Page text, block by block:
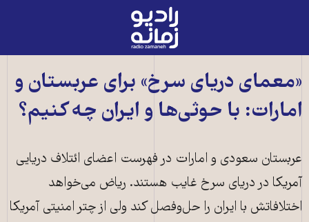
رادیو
زمانه
صفحه
اصلی
«معمای دریای سرخ» برای عربستان و
امارات: با حوثی‌ها و ایران چه کنیم؟
عربستان سعودی و امارات در فهرست اعضای ائتلاف دریایی
آمریکا در دریای سرخ غایب هستند. ریاض می‌خواهد
اختلافاتش با ایران را حل‌و‌فصل کند ولی از چتر امنیتی آمریکا